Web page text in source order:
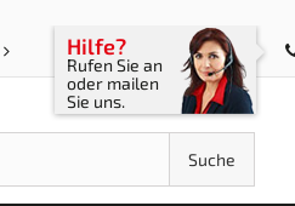
Hilfe?
Rufen Sie an
oder mailen
Sie uns.
Suche